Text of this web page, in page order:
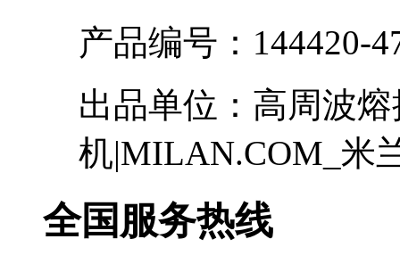
产品编号： 144420-
出品单位： 高周波
机|MILAN.COM_米
全国服务热线